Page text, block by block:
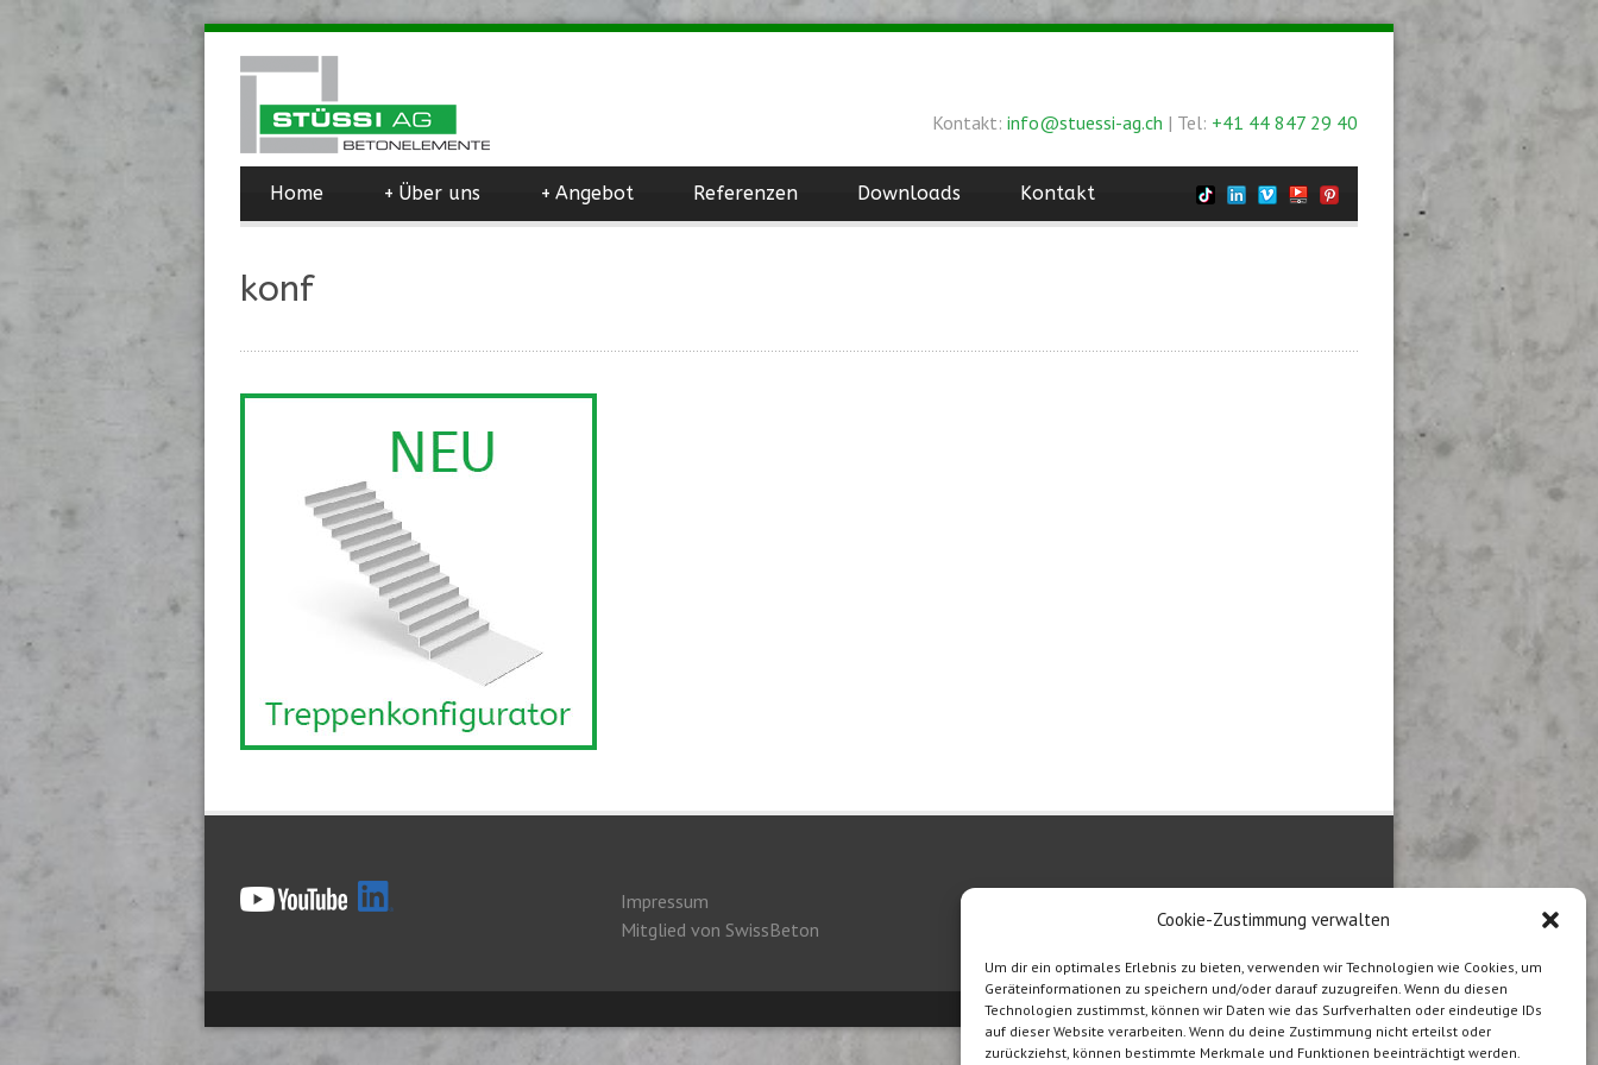
Cookie-Zustimmung verwalten
Um dir ein optimales Erlebnis zu bieten, verwenden wir Technologien wie Cookies, um
Geräteinformationen zu speichern und/oder darauf zuzugreifen. Wenn du diesen
Technologien zustimmst, können wir Daten wie das Surfverhalten oder eindeutige IDs
auf dieser Website verarbeiten. Wenn du deine Zustimmung nicht erteilst oder
zurückziehst, können bestimmte Merkmale und Funktionen beeinträchtigt werden.
Kontakt: info@stuessi-ag.ch | Tel: +41 44 847 29 40
Home Über uns
+ Angebot
+ Referenzen Downloads Kontakt
konf
Impressum
Mitglied von SwissBeton